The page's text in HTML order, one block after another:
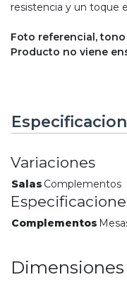
resistencia y un toque
Foto referencial,
Producto no viene
Variaciones
Salas Complementos
Complementos
Dimensiones